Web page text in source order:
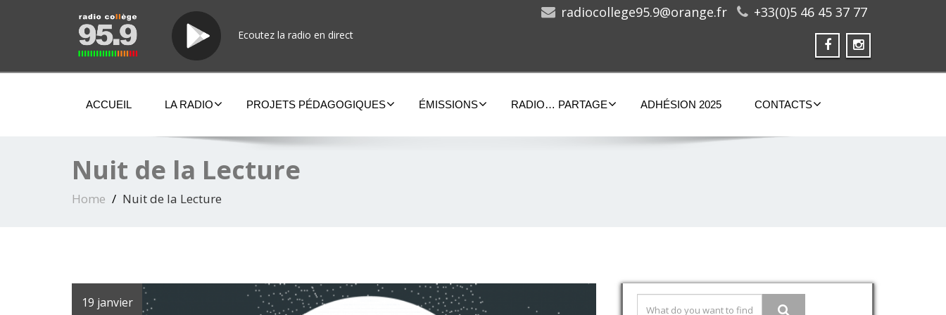
Ecoutez la radio en direct
radiocollege95.9@orange.fr +33(0)5 46 45 37 77
ACCUEIL LA RADIO PROJETS PÉDAGOGIQUES ÉMISSIONS RADIO… PARTAGE ADHÉSION 2025 CONTACTS
Nuit de la Lecture
Home Nuit de la Lecture
19 janvier